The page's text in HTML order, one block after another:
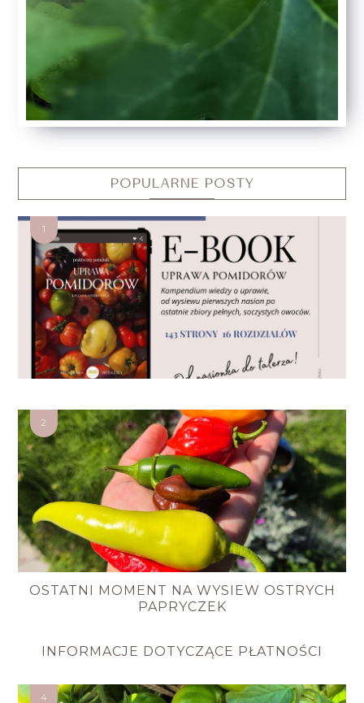
POPULARNE POSTY
OSTATNI MOMENT NA WYSIEW OSTRYCH
PAPRYCZEK
INFORMACJE DOTYCZĄCE PŁATNOŚCI